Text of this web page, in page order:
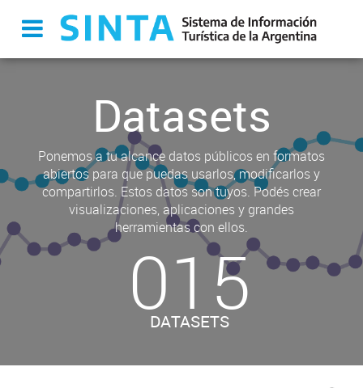
Datasets
Ponemos a tu alcance datos públicos en formatos
abiertos para que puedas usarlos, modificarlos y
compartirlos. Estos datos son tuyos. Podés crear
visualizaciones, aplicaciones y grandes
herramientas con ellos.
015
DATASETS